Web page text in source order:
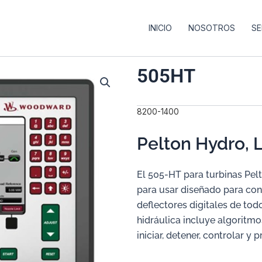
INICIO NOSOTROS
505HT
8200-1400
Pelton Hydro,
El 505-HT para turbinas
para usar diseñado para
deflectores digitales de
hidráulica incluye
iniciar, detener, controlar y